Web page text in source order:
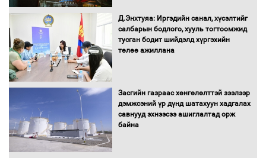
Д.Энхтуяа: Иргэдийн санал, хүсэлтийг
салбарын бодлого, хууль тогтоомжид
тусган бодит шийдэлд хүргэхийн
төлөө ажиллана
Засгийн газраас хөнгөлөлттэй зээлээр
дэмжсэний үр дүнд шатахуун хадгалах
савнууд эхнээсээ ашиглалтад орж
байна